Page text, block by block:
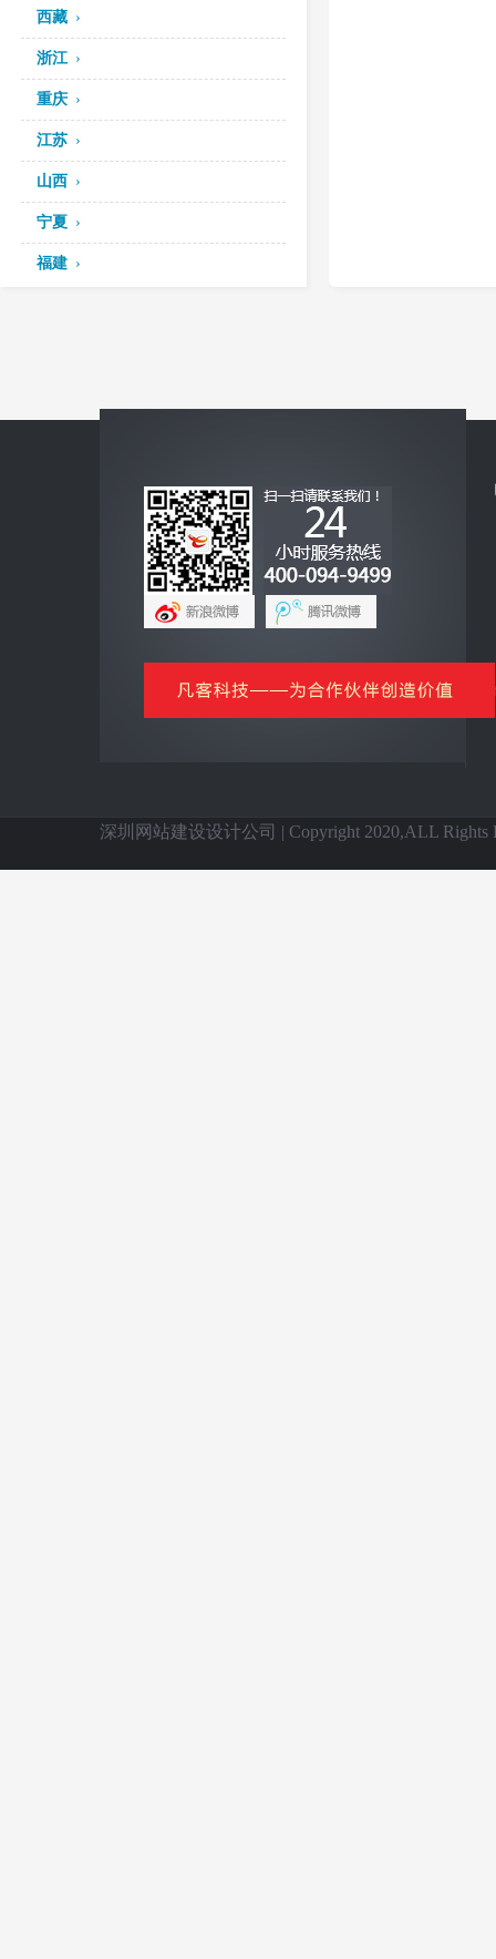
西藏
浙江
重庆
江苏
山西
宁夏
福建
互联网+
企业手机客户端
网上商城云平台
信息化基础产品
深圳网站建设设计公司 | Copyright 2020,ALL Rights